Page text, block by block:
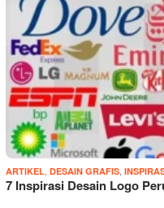
ARTIKEL DESAIN GRAFIS
7 Inspirasi Desain Logo